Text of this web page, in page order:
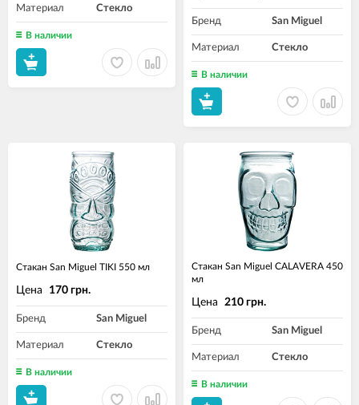
Материал Стекло
В наличии
Бренд San Miguel
Материал Стекло
В наличии
Стакан San Miguel TIKI 550 мл
Цена 170 грн.
Бренд San Miguel
Материал Стекло
В наличии
Стакан San Miguel CALAVERA 450
мл
Цена 210 грн.
Бренд San Miguel
Материал Стекло
В наличии